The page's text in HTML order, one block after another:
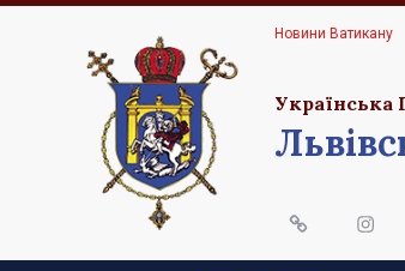
Новини Ватикану
Українська